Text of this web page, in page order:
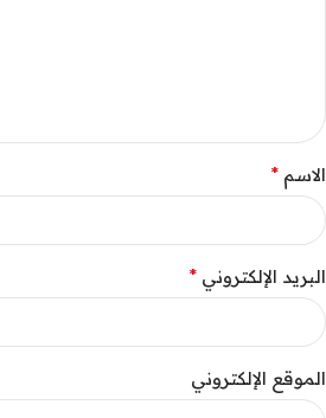
الاسم *
البريد الإلكتروني *
الموقع الإلكتروني